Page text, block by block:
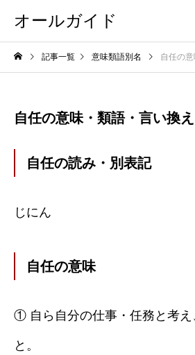
オールガイド
記事一覧 意味類語別名 自任の
自任の意味・類語・言い換え
自任の読み・別表記
じにん
自任の意味
① 自ら自分の仕事・任務と考え
と。